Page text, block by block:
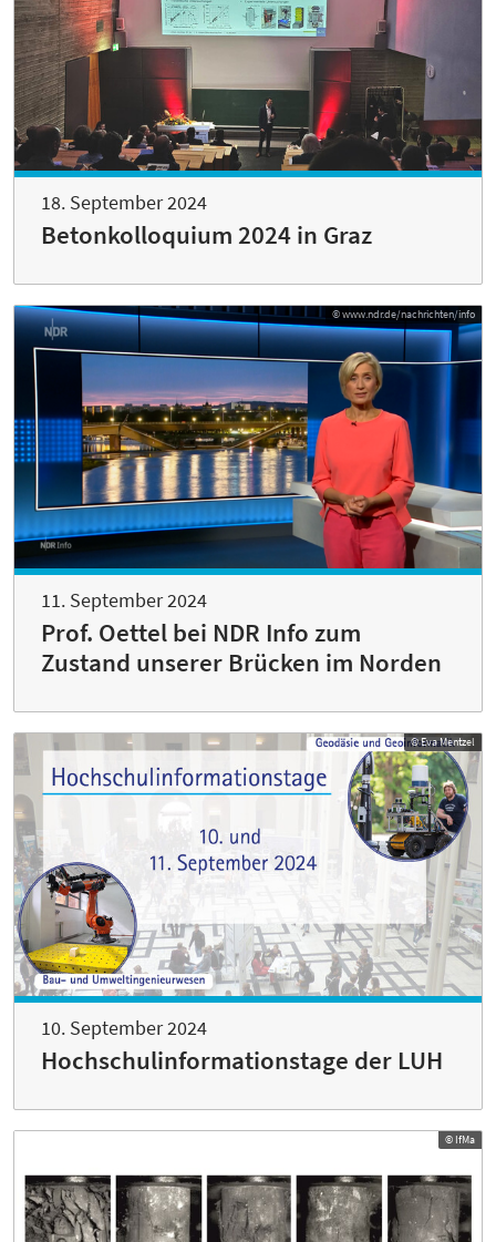
18. September 2024
Betonkolloquium 2024 in Graz
© www.ndr.de/nachrichten/info
11. September 2024
Prof. Oettel bei NDR Info zum
Zustand unserer Brücken im Norden
© Eva Mentzel
10. September 2024
Hochschulinformationstage der LUH
© IfMa